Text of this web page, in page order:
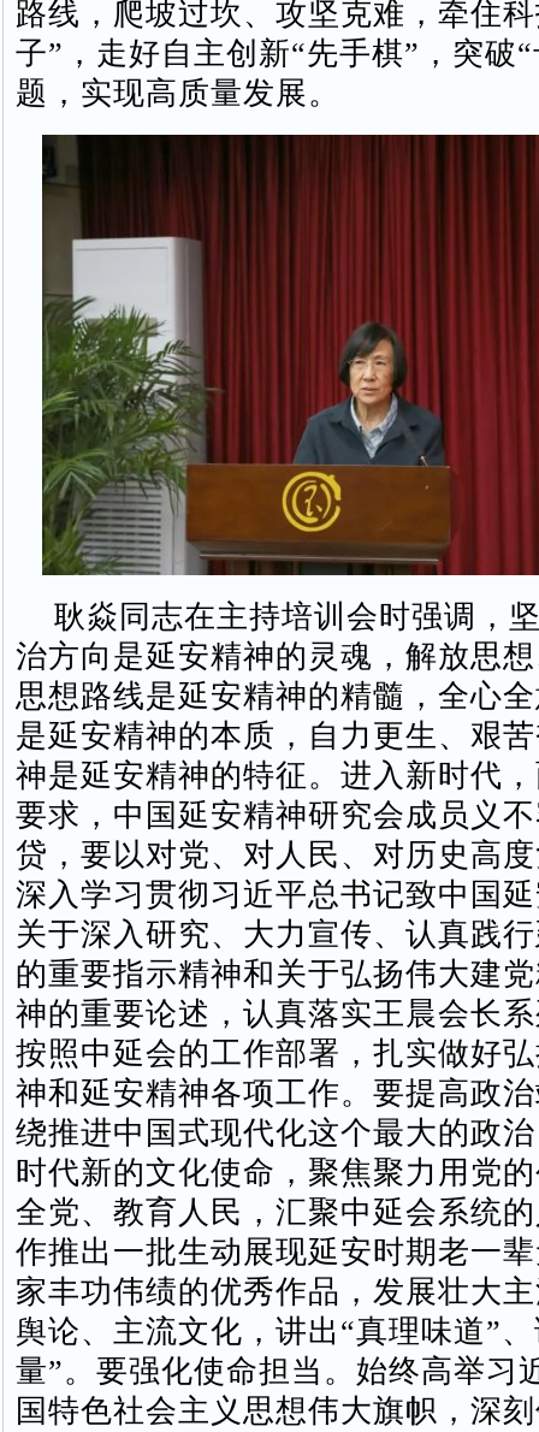
路线，爬坡过坎、攻坚克难，牵住
子”，走好自主创新“先手棋”，突破
题，实现高质量发展。
耿焱同志在主持培训会时强调，
治方向是延安精神的灵魂，解放思
思想路线是延安精神的精髓，全心
是延安精神的本质，自力更生、艰
神是延安精神的特征。进入新时代
要求，中国延安精神研究会成员义
贷，要以对党、对人民、对历史高
深入学习贯彻习近平总书记致中国
关于深入研究、大力宣传、认真践
的重要指示精神和关于弘扬伟大建
神的重要论述，认真落实王晨会长
按照中延会的工作部署，扎实做好
神和延安精神各项工作。要提高政
绕推进中国式现代化这个最大的政
时代新的文化使命，聚焦聚力用党
全党、教育人民，汇聚中延会系统
作推出一批生动展现延安时期老一
家丰功伟绩的优秀作品，发展壮大
舆论、主流文化，讲出“真理味道”
量”。要强化使命担当。始终高举习
国特色社会主义思想伟大旗帜，深